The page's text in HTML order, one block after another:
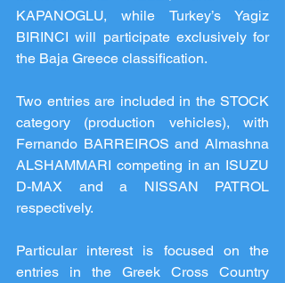
KAPANOGLU, while Turkey’s Yagiz
BIRINCI will participate exclusively for
the Baja Greece classification.
Two entries are included in the STOCK
category (production vehicles), with
Fernando BARREIROS and Almashna
ALSHAMMARI competing in an ISUZU
D-MAX and a NISSAN PATROL
respectively.
Particular interest is focused on the
entries in the Greek Cross Country